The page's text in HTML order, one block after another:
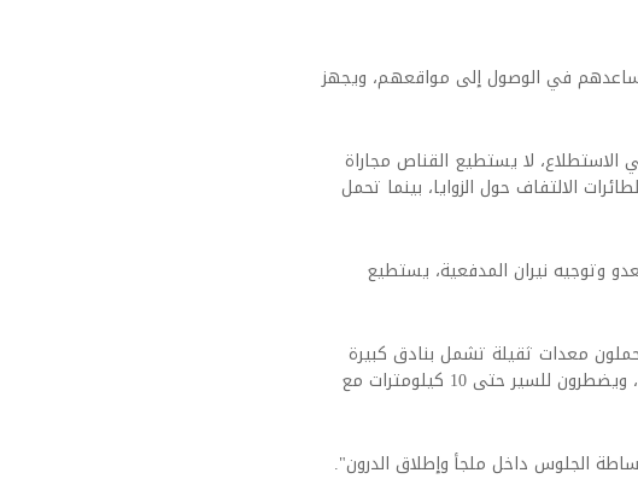
في الوصول إلى مواقعهم، ويجهز
الاستطلاع، لا يستطيع القناص مجاراة
الالتفاف حول الزوايا، بينما تحمل
لرصد تحركات العدو وتوجيه نيران المدفعية، يستطيع
معدات ثقيلة تشمل بنادق كبيرة
العيار وطائرات استطلاع صغيرة وكاميرات ومولدات كهربائية، ويضطرون للسير حتى 10 كيلومترات مع
الجلوس داخل ملجأ وإطلاق الدرون".